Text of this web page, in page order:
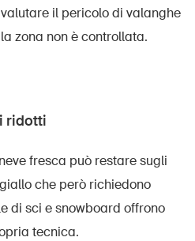
il pericolo di valanghe
zona non è controllata.
ridotti
fresca può restare sugli
che però richiedono
di sci e snowboard offrono
tecnica.